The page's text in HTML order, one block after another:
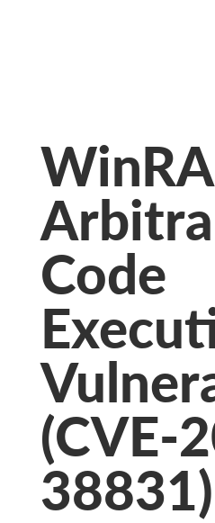
Code
(CVE-
38831)